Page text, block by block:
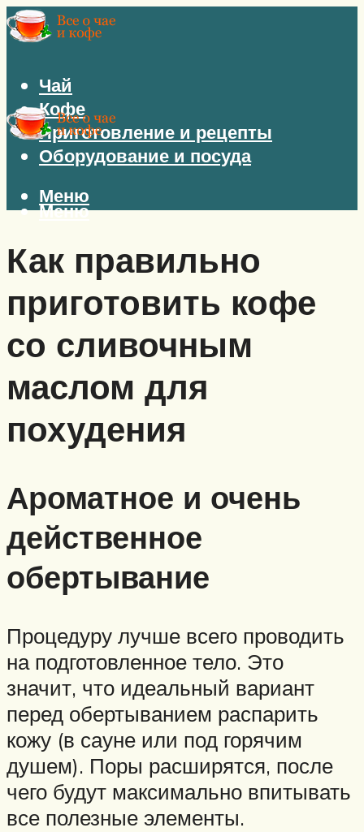
Чай
Кофе
Приготовление и рецепты
Оборудование и посуда
Меню
Меню
Как правильно
приготовить кофе
со сливочным
маслом для
похудения
Ароматное и очень
действенное
обертывание
Процедуру лучше всего проводить
на подготовленное тело. Это
значит, что идеальный вариант
перед обертыванием распарить
кожу (в сауне или под горячим
душем). Поры расширятся, после
чего будут максимально впитывать
все полезные элементы.